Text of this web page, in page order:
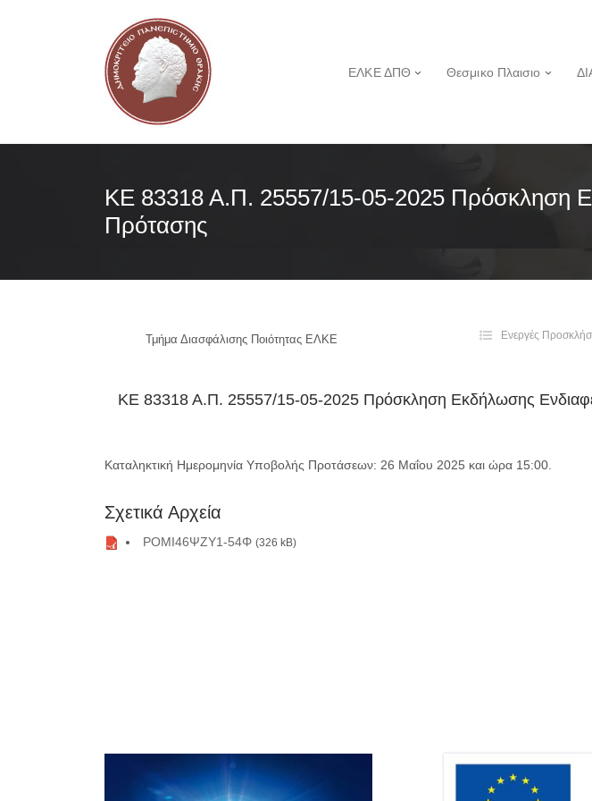
ΕΛΚΕ ΔΠΘ Θεσμικο Πλαισιο
ΚΕ 83318 Α.Π. 25557/15-05-2025 Πρόσκληση
Πρότασης
Τμήμα Διασφάλισης Ποιότητας ΕΛΚΕ Ενεργές
ΚΕ 83318 Α.Π. 25557/15-05-2025 Πρόσκληση Εκδήλωσης
Καταληκτική Ημερομηνία Υποβολής Προτάσεων: 26 Μαΐου 2025 και ώρα 15:00.
Σχετικά Αρχεία
ΡΟΜΙ46ΨΖΥ1-54Φ (326 kB)